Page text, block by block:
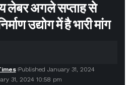
लेबर अगले सप्ताह से
उद्योग में है भारी मांग
31, 2024 10:58 pm
Published January 31, 2024